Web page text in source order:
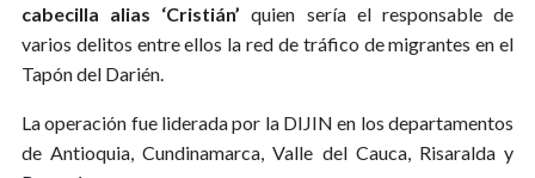
cabecilla alias ‘Cristián’ quien sería el responsable de
varios delitos entre ellos la red de tráfico de migrantes en el
Tapón del Darién.
La operación fue liderada por la DIJIN en los departamentos
de Antioquia, Cundinamarca, Valle del Cauca, Risaralda y